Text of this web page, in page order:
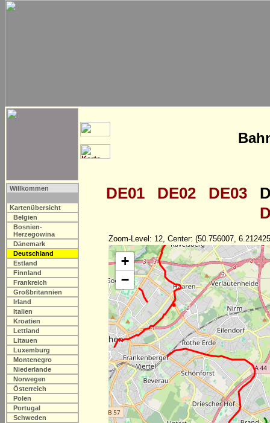
Willkommen
Kartenübersicht
Belgien
Bosnien-
Herzegowina
Dänemark
Deutschland
Estland
Finnland
Frankreich
Großbritannien
Irland
Italien
Kroatien
Lettland
Litauen
Luxemburg
Montenegro
Niederlande
Norwegen
Österreich
Polen
Portugal
Schweden
DE01 DE02 DE03
Zoom-Level: 12, Center: (50.756007,
+
−